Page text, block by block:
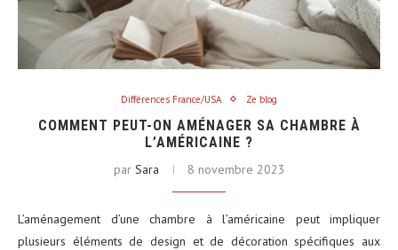
Différences France/USA Ze blog
COMMENT PEUT-ON AMÉNAGER SA CHAMBRE À
L’AMÉRICAINE ?
par Sara 8 novembre 2023
L’aménagement d’une chambre à l’américaine peut impliquer
plusieurs éléments de design et de décoration spécifiques aux